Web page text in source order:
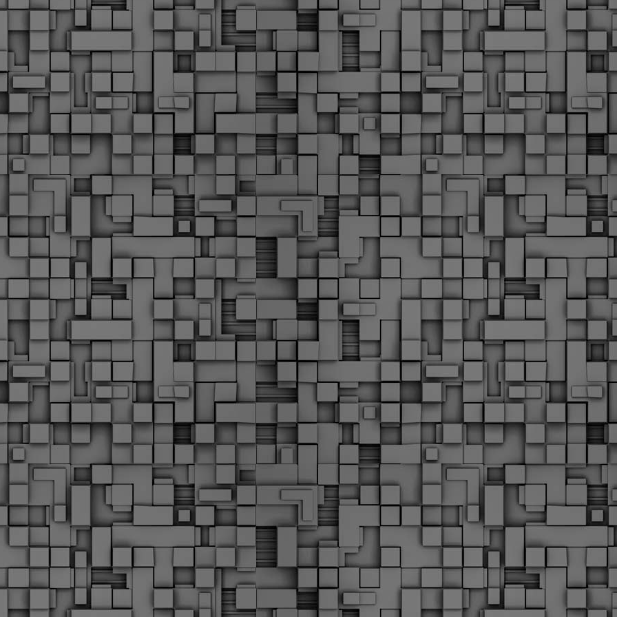
Μεγάλες μέρες ζει ο "οργανισμός" της Δημοτικής Αστυνομίας!
Να θυμίσουμε ότι κανονικές προσλήψεις στην Δημοτική
Αστυνομία έχουν να γίνουν από το 2010. Δεκαέξι ολόκληρα
χρόνια! Και βέβαια, ακόμη και με αυτές τις προσλήψεις, δεν
φτάνουμε ούτε τα 2/3 των Δημοτικών Αστυνομικών που
υπηρετούσαν το 2013 προ της κατάργησης της υπηρεσίας με
απόφαση του σημερινού πρωθυπουργού Κυριάκου Μητσοτάκη. Ας
είναι...
2
Δημοτική Αστυνομία Θεσσαλονίκης: Διμηνιαίος
απολογισμός ελέγχων τήρησης νομοθεσίας
Τον απολογισμό των δράσεων ελέγχου για τα ζώα συντροφιάς
κατά το δίμηνο Ιανουαρίου – Φεβρουαρίου 2026 παρουσιάζει η
Δημοτική Αστυνομία Θεσσαλονίκης, με στόχο την προστασία των
ζώων και την ομαλή συμβίωση στην πόλη.
FEB
18
ΣτΕ: Οριστική απόρριψη της επαναφοράς του 13ου
και 14ου μισθού για τους δημοσίους υπαλλήλους
Με την απόφαση αυτή, το ΣτΕ απορρίπτει οριστικά τις
αξιώσεις των δημοσίων υπαλλήλων για επαναφορά των
δώρων, επικυρώνοντας την τρέχουσα κατάσταση παρά τις
αντιδράσεις της ΑΔΕΔΥ
Το ΣτΕ απέρριψε οριστικά την προσφυγή της ΑΔΕΔΥ και ενός
εκπαιδευτικού για την επαναφορά των δώρων Χριστουγέννων,
Πάσχα και θερινής άδειας (13ος και 14ος μισθός) στους
εργαζόμενους του δημόσιου τομέα, κλείνοντας μια μακρά
διαμάχη δεκαετιών που αφορούσε τις μνημονιακές περικοπές.
Γνωστοποίηση έκδοσης οριστικών αποτελεσμάτων –
Παροχή οδηγιών.
► Δείτε/κατεβάστε την πολυαναμενόμενη εγκύκλιο του Υπ.
FEB
1
Με διαρροή 2 μέρες πριν την στάση εργασίας
ενημερώνει το ΣτΕ για την απόρριψη της επαναφοράς